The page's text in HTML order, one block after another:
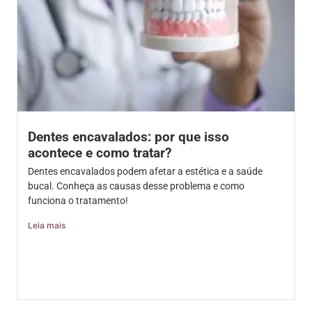
Dentes encavalados: por que isso
acontece e como tratar?
Dentes encavalados podem afetar a estética e a saúde
bucal. Conheça as causas desse problema e como
funciona o tratamento!
Leia mais